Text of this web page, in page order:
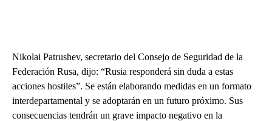
Nikolai Patrushev, secretario del Consejo de Seguridad de la
Federación Rusa, dijo: “Rusia responderá sin duda a estas
acciones hostiles”. Se están elaborando medidas en un formato
interdepartamental y se adoptarán en un futuro próximo. Sus
consecuencias tendrán un grave impacto negativo en la